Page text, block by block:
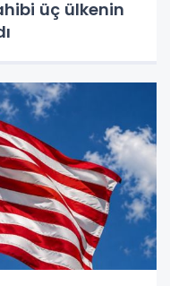
üç ülkenin